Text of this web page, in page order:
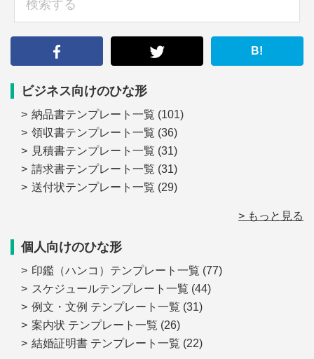
B!
ビジネス向けのひな形
納品書テンプレート一覧 (101)
領収書テンプレート一覧 (36)
見積書テンプレート一覧 (31)
請求書テンプレート一覧 (31)
送付状テンプレート一覧 (29)
> もっと見る
個人向けのひな形
印鑑（ハンコ）テンプレート一覧 (77)
スケジュールテンプレート一覧 (44)
例文・文例 テンプレート一覧 (31)
案内状 テンプレート一覧 (26)
結婚証明書 テンプレート一覧 (22)